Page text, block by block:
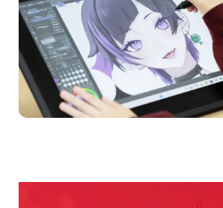
Campus